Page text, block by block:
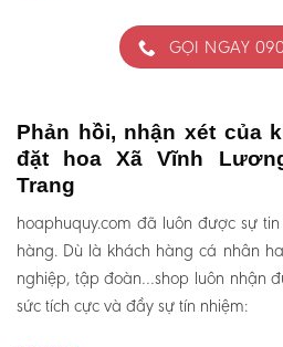
GỌI NGAY
Phản hồi, nhận xét của
đặt hoa Xã Vĩnh
Trang
hoaphuquy.com đã luôn được sự
hàng. Dù là khách hàng cá nhân
nghiệp, tập đoàn…shop luôn nhận
sức tích cực và đầy sự tín nhiệm: